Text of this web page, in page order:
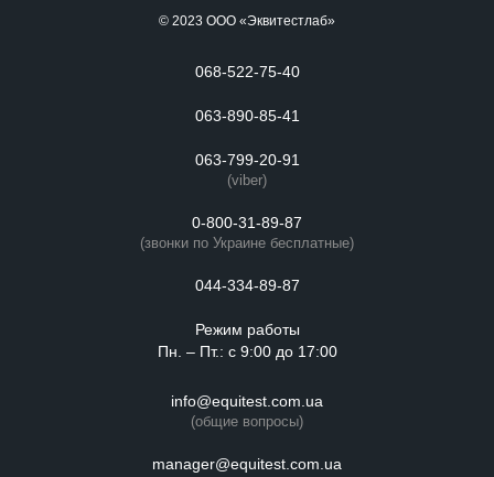
© 2023 ООО «Эквитестлаб»
068-522-75-40
063-890-85-41
063-799-20-91
(viber)
0-800-31-89-87
(звонки по Украине бесплатные)
044-334-89-87
Режим работы
Пн. – Пт.: с 9:00 до 17:00
info@equitest.com.ua
(общие вопросы)
manager@equitest.com.ua